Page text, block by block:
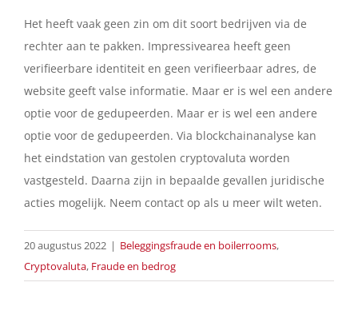
Het heeft vaak geen zin om dit soort bedrijven via de
rechter aan te pakken. Impressivearea heeft geen
verifieerbare identiteit en geen verifieerbaar adres, de
website geeft valse informatie. Maar er is wel een andere
optie voor de gedupeerden. Maar er is wel een andere
optie voor de gedupeerden. Via blockchainanalyse kan
het eindstation van gestolen cryptovaluta worden
vastgesteld. Daarna zijn in bepaalde gevallen juridische
acties mogelijk. Neem contact op als u meer wilt weten.
20 augustus 2022 | Beleggingsfraude en boilerrooms,
Cryptovaluta, Fraude en bedrog